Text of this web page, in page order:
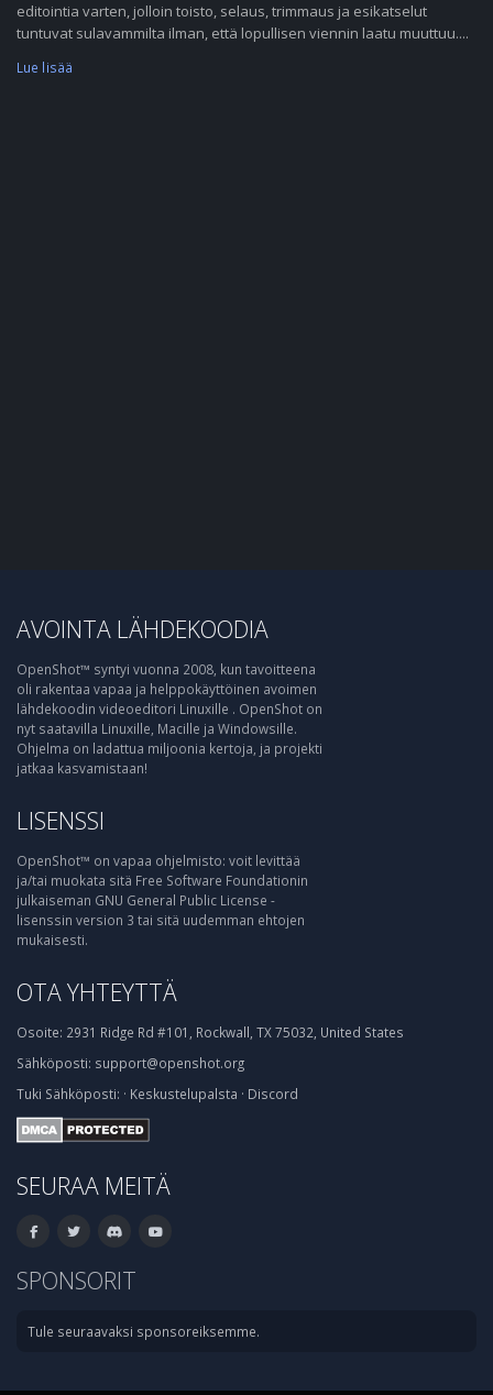
editointia varten, jolloin toisto, selaus, trimmaus ja esikatselut
tuntuvat sulavammilta ilman, että lopullisen viennin laatu muuttuu....
Lue lisää
AVOINTA LÄHDEKOODIA
OpenShot™ syntyi vuonna 2008, kun tavoitteena
oli rakentaa vapaa ja helppokäyttöinen avoimen
lähdekoodin videoeditori Linuxille . OpenShot on
nyt saatavilla Linuxille, Macille ja Windowsille.
Ohjelma on ladattua miljoonia kertoja, ja projekti
jatkaa kasvamistaan!
LISENSSI
OpenShot™ on vapaa ohjelmisto: voit levittää
ja/tai muokata sitä Free Software Foundationin
julkaiseman GNU General Public License -
lisenssin version 3 tai sitä uudemman ehtojen
mukaisesti.
OTA YHTEYTTÄ
Osoite: 2931 Ridge Rd #101, Rockwall, TX 75032, United States
Sähköposti: support@openshot.org
Tuki Sähköposti: · Keskustelupalsta · Discord
SEURAA MEITÄ
SPONSORIT
Tule seuraavaksi sponsoreiksemme.